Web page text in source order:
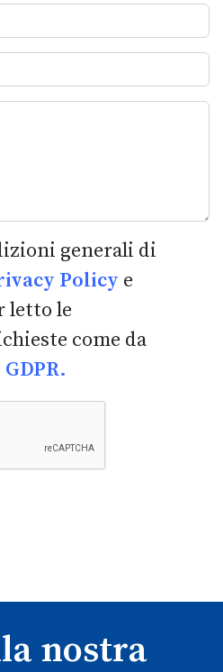
generali di
Policy e
letto le
come da
nostra